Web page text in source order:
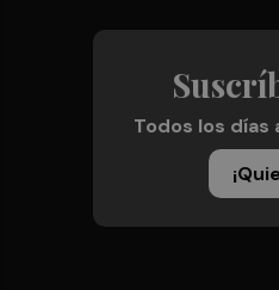
Todos los días